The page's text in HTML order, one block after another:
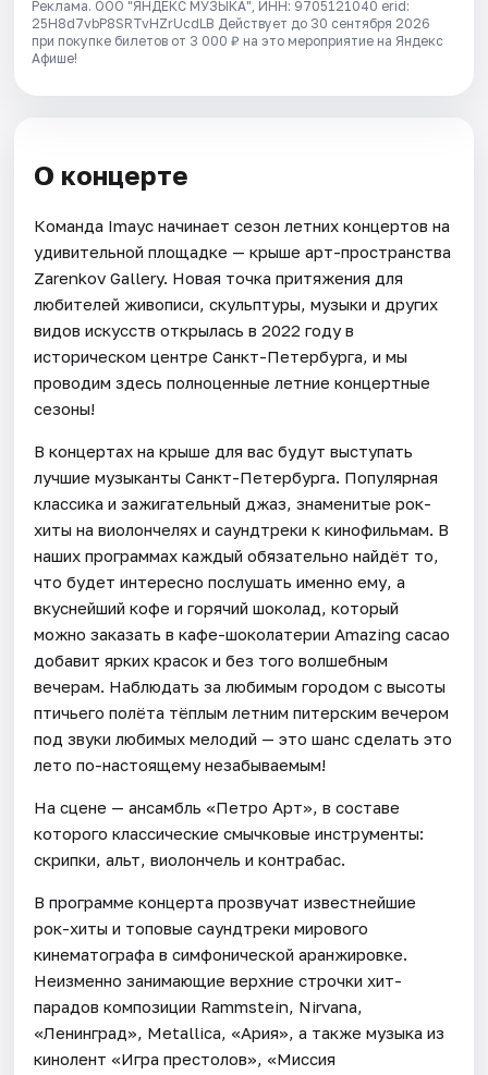
Реклама. ООО "ЯНДЕКС МУЗЫКА", ИНН: 9705121040 erid:
25H8d7vbP8SRTvHZrUcdLB Действует до 30 сентября 2026
при покупке билетов от 3 000 ₽ на это мероприятие на Яндекс
Афише!
О концерте
Команда Imayc начинает сезон летних концертов на
удивительной площадке — крыше арт-пространства
Zarenkov Gallery. Новая точка притяжения для
любителей живописи, скульптуры, музыки и других
видов искусств открылась в 2022 году в
историческом центре Санкт-Петербурга, и мы
проводим здесь полноценные летние концертные
сезоны!
В концертах на крыше для вас будут выступать
лучшие музыканты Санкт-Петербурга. Популярная
классика и зажигательный джаз, знаменитые рок-
хиты на виолончелях и саундтреки к кинофильмам. В
наших программах каждый обязательно найдёт то,
что будет интересно послушать именно ему, а
вкуснейший кофе и горячий шоколад, который
можно заказать в кафе-шоколатерии Amazing cacao
добавит ярких красок и без того волшебным
вечерам. Наблюдать за любимым городом с высоты
птичьего полёта тёплым летним питерским вечером
под звуки любимых мелодий — это шанс сделать это
лето по-настоящему незабываемым!
На сцене — ансамбль «Петро Арт», в составе
которого классические смычковые инструменты:
скрипки, альт, виолончель и контрабас.
В программе концерта прозвучат известнейшие
рок-хиты и топовые саундтреки мирового
кинематографа в симфонической аранжировке.
Неизменно занимающие верхние строчки хит-
парадов композиции Rammstein, Nirvana,
«Ленинград», Metallica, «Ария», а также музыка из
кинолент «Игра престолов», «Миссия